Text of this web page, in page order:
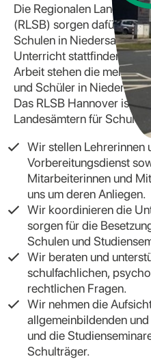
Die Regionalen
(RLSB) sorgen dafür,
Schulen in
Unterricht stattfinden
Arbeit stehen die mehr
und Schüler in
Das RLSB Hannover ist
Landesämtern für Schule
Wir stellen Lehrerinnen
Vorbereitungsdienst
Mitarbeiterinnen und
uns um deren Anliegen.
Wir koordinieren die
sorgen für die
Schulen und
Wir beraten und
schulfachlichen,
rechtlichen Fragen.
Wir nehmen die
allgemeinbildenden
und die
Schulträger.